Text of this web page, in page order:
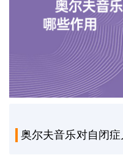
奥尔夫音乐对自闭